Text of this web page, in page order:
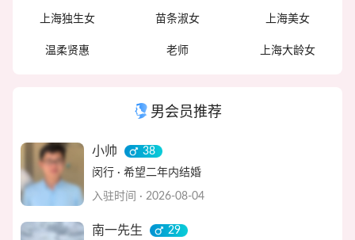
上海独生女 苗条淑女 上海美女
温柔贤惠 老师 上海大龄女
男会员推荐
小帅
38
闵行 · 希望二年内结婚
入驻时间 · 2026-08-04
南一先生
29